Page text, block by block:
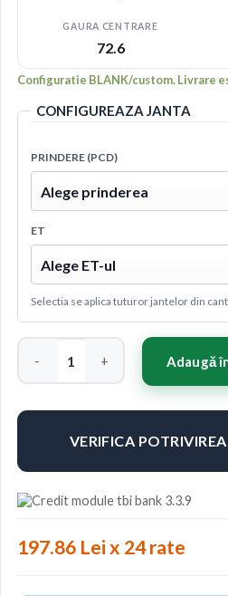
GAURA CENTRARE
72.6
Configuratie BLANK/custom. Livrare
CONFIGUREAZA JANTA
PRINDERE (PCD)
ET
Selectia se aplica tuturor jantelor din
Cantitate Concaver CVR1 20x10
Adaugă
VERIFICA
197.86 Lei x 24 rate